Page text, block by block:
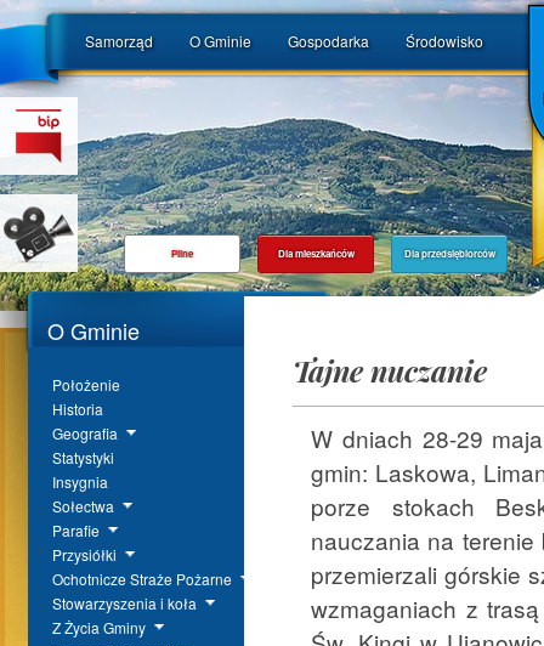
Samorząd O Gminie Gospodarka Środowisko
Pilne Dla mieszkańców Dla przedsiębiorców
O Gminie
Położenie
Historia
Geografia
Statystyki
Insygnia
Sołectwa
Parafie
Przysiółki
Ochotnicze Straże Pożarne
Stowarzyszenia i koła
Z Życia Gminy
Tajne nuczanie
W dniach 28-29
gmin: Laskowa,
porze stokach
nauczania na terenie
przemierzali górskie
wzmaganiach z